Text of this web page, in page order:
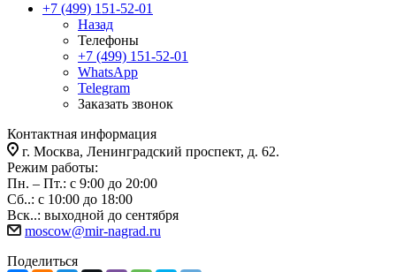
+7 (499) 151-52-01
Назад
Телефоны
+7 (499) 151-52-01
WhatsApp
Telegram
Заказать звонок
Контактная информация
г. Москва, Ленинградский проспект, д. 62.
Режим работы:
Пн. – Пт.: с 9:00 до 20:00
Сб..: с 10:00 до 18:00
Вск..: выходной до сентября
moscow@mir-nagrad.ru
Поделиться